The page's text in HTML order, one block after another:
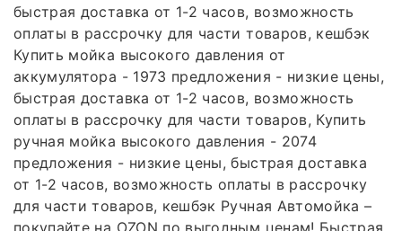
быстрая доставка от 1-2 часов, возможность
оплаты в рассрочку для части товаров, кешбэк
Купить мойка высокого давления от
аккумулятора - 1973 предложения - низкие цены,
быстрая доставка от 1-2 часов, возможность
оплаты в рассрочку для части товаров, Купить
ручная мойка высокого давления - 2074
предложения - низкие цены, быстрая доставка
от 1-2 часов, возможность оплаты в рассрочку
для части товаров, кешбэк Ручная Автомойка –
покупайте на OZON по выгодным ценам! Быстрая